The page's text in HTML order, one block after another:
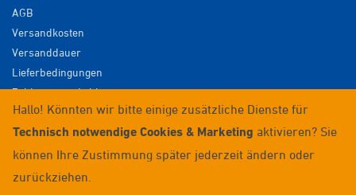
AGB
Versandkosten
Versanddauer
Lieferbedingungen
Zahlungsmöglichkeiten
Datenschutz
Impressum
Widerrufsrecht
Anmelden / Registrieren
Hallo! Könnten wir bitte einige zusätzliche Dienste für
Technisch notwendige Cookies & Marketing aktivieren? Sie
können Ihre Zustimmung später jederzeit ändern oder
zurückziehen.